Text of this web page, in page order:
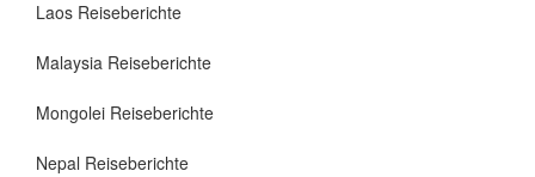
Laos Reiseberichte
Malaysia Reiseberichte
Mongolei Reiseberichte
Nepal Reiseberichte